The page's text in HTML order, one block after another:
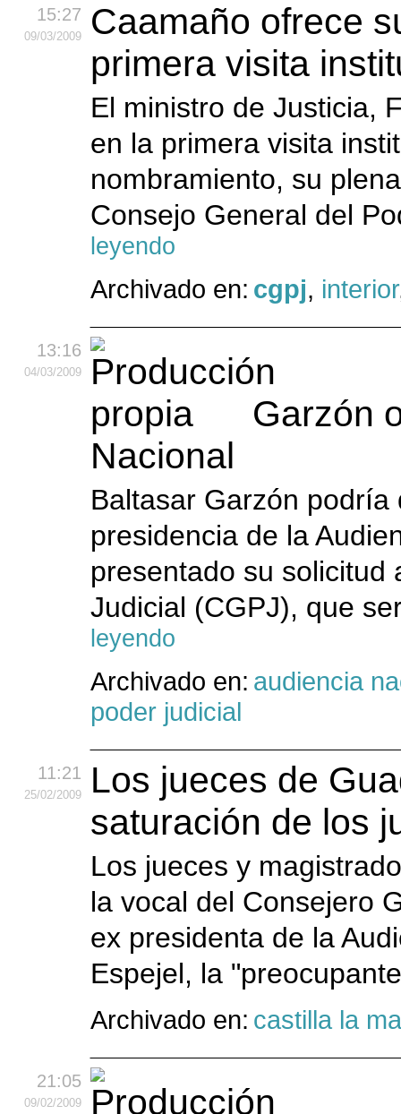
15:27
09/03/2009
Caamaño ofrece
primera visita
El ministro de Justicia,
en la primera visita
nombramiento, su
Consejo General del
leyendo
Archivado en: cgpj, interior
13:16
04/03/2009
Garzón
Nacional
Baltasar Garzón
presidencia de la
presentado su solicitud
Judicial (CGPJ), que
leyendo
Archivado en: audiencia
poder judicial
11:21
25/02/2009
Los jueces de
saturación de los
Los jueces y
la vocal del Consejero
ex presidenta de la
Espejel, la
Archivado en: castilla la
21:05
09/02/2009